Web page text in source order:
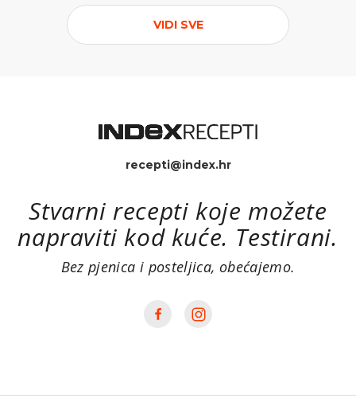
VIDI SVE
recepti@index.hr
Stvarni recepti koje možete
napraviti kod kuće. Testirani.
Bez pjenica i posteljica, obećajemo.